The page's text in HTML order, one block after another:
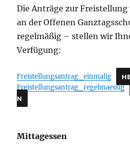
Die Anträge zur
an der Offenen
regelmäßig – stellen wir
Verfügung:
Freistellungsantrag_einmalig
Freistellungsantrag_regelmaessig
N
Mittagessen